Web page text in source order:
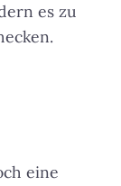
es zu
eine